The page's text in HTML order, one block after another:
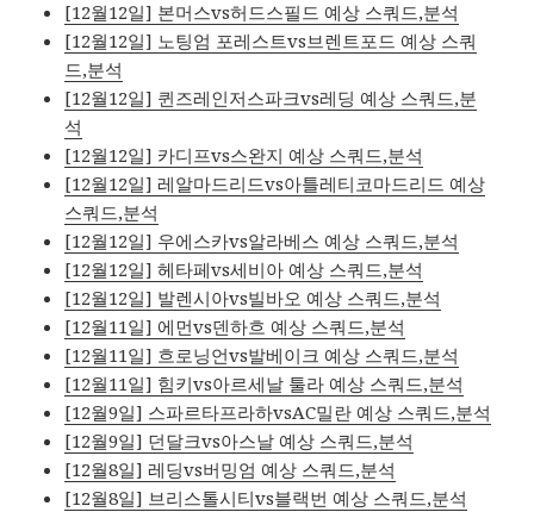
[12월12일] 본머스vs허드스필드 예상 스쿼드,분석
[12월12일] 노팅엄 포레스트vs브렌트포드 예상 스쿼
드,분석
[12월12일] 퀸즈레인저스파크vs레딩 예상 스쿼드,분
석
[12월12일] 카디프vs스완지 예상 스쿼드,분석
[12월12일] 레알마드리드vs아틀레티코마드리드 예상
스쿼드,분석
[12월12일] 우에스카vs알라베스 예상 스쿼드,분석
[12월12일] 헤타페vs세비아 예상 스쿼드,분석
[12월12일] 발렌시아vs빌바오 예상 스쿼드,분석
[12월11일] 에먼vs덴하흐 예상 스쿼드,분석
[12월11일] 흐로닝언vs발베이크 예상 스쿼드,분석
[12월11일] 힘키vs아르세날 툴라 예상 스쿼드,분석
[12월9일] 스파르타프라하vsAC밀란 예상 스쿼드,분석
[12월9일] 던달크vs아스날 예상 스쿼드,분석
[12월8일] 레딩vs버밍엄 예상 스쿼드,분석
[12월8일] 브리스톨시티vs블랙번 예상 스쿼드,분석